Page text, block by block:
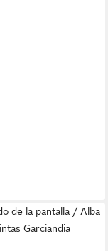
de la pantalla / Alba
Garciandia